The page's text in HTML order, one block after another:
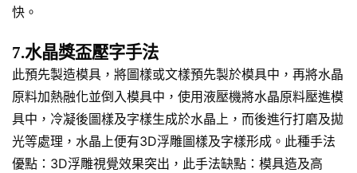
快。
7.水晶獎盃壓字手法
此預先製造模具，將圖樣或文樣預先製於模具中，再將水晶
原料加熱融化並倒入模具中，使用液壓機將水晶原料壓進模
具中，冷凝後圖樣及字樣生成於水晶上，而後進行打磨及拋
光等處理，水晶上便有3D浮雕圖樣及字樣形成。此種手法
優點：3D浮雕視覺效果突出，此手法缺點：模具造及高